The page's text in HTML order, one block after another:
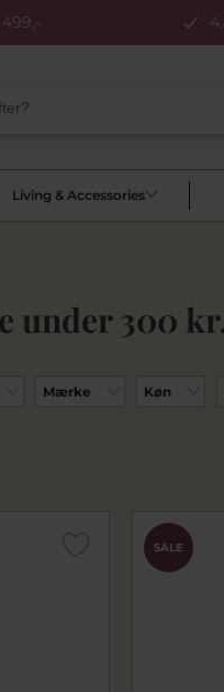
Living & Accessories
under 300
Mærke Køn
SALE